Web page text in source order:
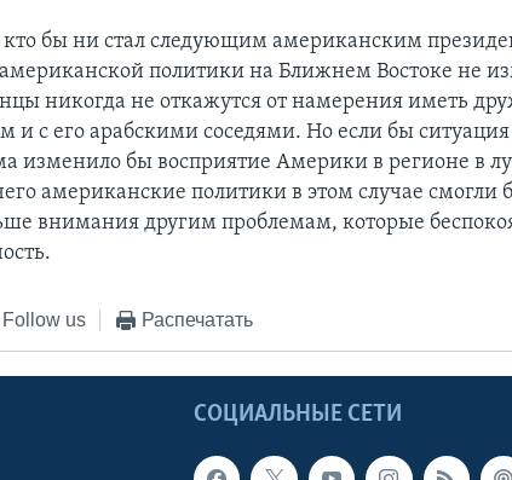
кто бы ни стал следующим американским
политики на Ближнем Востоке не
никогда не откажутся от намерения иметь
и с его арабскими соседями. Но если бы
изменило бы восприятие Америки в регионе в
американские политики в этом случае смогли
внимания другим проблемам, которые
Follow us Распечатать
СОЦИАЛЬНЫЕ СЕТИ